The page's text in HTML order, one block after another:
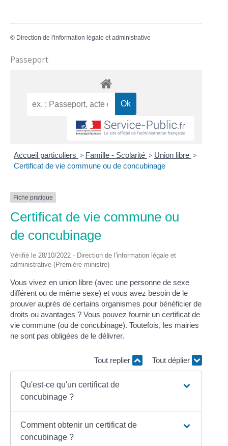
© Direction de l'information légale et administrative
Passeport
Accueil particuliers > Famille - Scolarité > Union libre >
Certificat de vie commune ou de concubinage
Fiche pratique
Certificat de vie commune ou
de concubinage
Vérifié le 28/10/2022 - Direction de l'information légale et
administrative (Première ministre)
Vous vivez en union libre (avec une personne de sexe
différent ou de même sexe) et vous avez besoin de le
prouver auprès de certains organismes pour bénéficier de
droits ou avantages ? Vous pouvez fournir un certificat de
vie commune (ou de concubinage). Toutefois, les mairies
ne sont pas obligées de le délivrer.
Tout replier Tout déplier
Qu'est-ce qu'un certificat de
concubinage ?
Comment obtenir un certificat de
concubinage ?